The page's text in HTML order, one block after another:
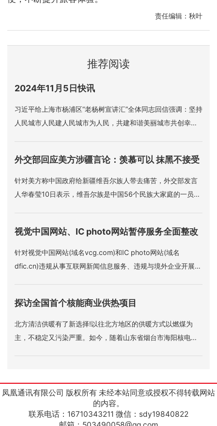
责任编辑：秋叶
推荐阅读
2024年11月5日快讯
习近平给上海市杨浦区“老杨树宣讲汇”全体同志回信强调：坚持
人民城市人民建人民城市为人民，共建和谐美丽城市共创幸福
外交部回应美方涉疆言论：羡慕可以 抹黑不接受
针对美方称中国政府给新疆维吾尔族人带去痛苦，外交部发言
人华春莹10日表示，维吾尔族是中国56个民族大家庭的一员，
是可以理解的，但是如果美方造谣、抹黑、污蔑，这是不能接
受的。
视觉中国网站、IC photo网站暂停服务全面整改
针对视觉中国网站(域名vcg.com)和IC photo网站(域名
dfic.cn)违规从事互联网新闻信息服务、违规与境外企业开展涉
行为。两家网站即日起暂停服务全面整改。
探访全国首个核能商业供热项目
北方清洁供暖有了新选择!以往北方地区的供暖方式以燃煤为
主，不稳定又污染严重。如今，随着山东省烟台市海阳核电厂
凤凰通讯有限公司 版权所有 未经本站同意或授权不得转载网站
的内容。
联系电话：16710343211 微信：sdy19840822